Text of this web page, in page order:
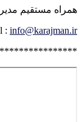
همراه مستقیم مدیریت
: info@karajman.ir